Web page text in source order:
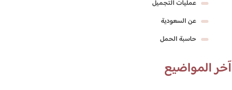
عمليات التجميل
عن السعودية
حاسبة الحمل
آخر المواضيع